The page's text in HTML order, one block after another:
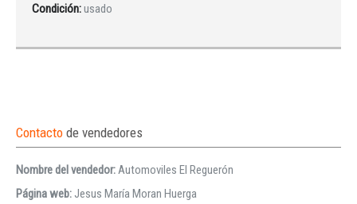
Condición:usado
Contacto de vendedores
Nombre del vendedor:Automoviles El Reguerón
Página web:Jesus María Moran Huerga